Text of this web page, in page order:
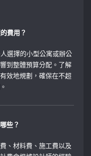
費用？
選擇的小型公寓或辦公
到整體預算分配。了解
效地規劃，確保在不超
些？
、材料費、施工費以及